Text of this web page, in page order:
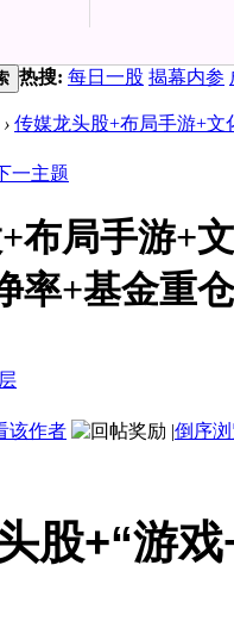
热搜: 每日一股 揭幕内参
› 传媒龙头股+布局手游+文
布局手游+
率+基金重
该作者 |倒序
股+“游